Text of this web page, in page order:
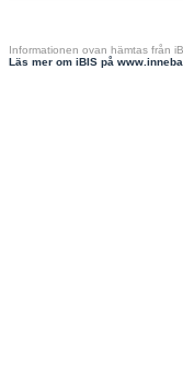
Informationen ovan hämtas från
Läs mer om iBIS på